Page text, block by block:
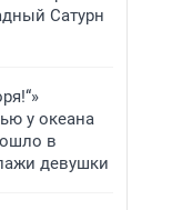
Сатурн
у океана
в
девушки